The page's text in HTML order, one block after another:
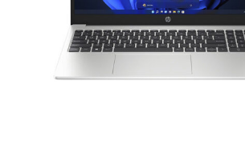
Ryzen 3
Ryzen 5